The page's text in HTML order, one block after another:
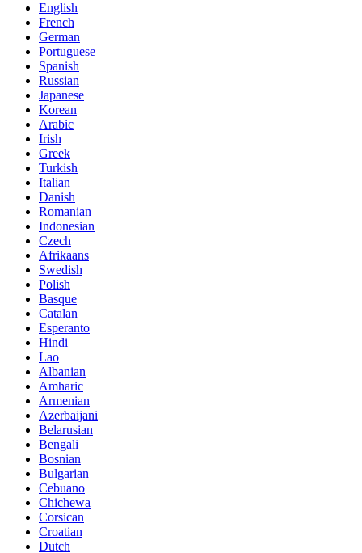
English
French
German
Portuguese
Spanish
Russian
Japanese
Korean
Arabic
Irish
Greek
Turkish
Italian
Danish
Romanian
Indonesian
Czech
Afrikaans
Swedish
Polish
Basque
Catalan
Esperanto
Hindi
Lao
Albanian
Amharic
Armenian
Azerbaijani
Belarusian
Bengali
Bosnian
Bulgarian
Cebuano
Chichewa
Corsican
Croatian
Dutch